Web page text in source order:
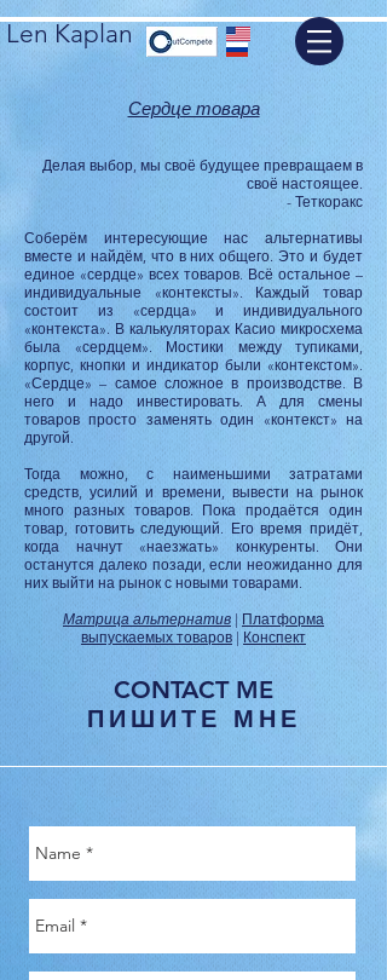
Len Kaplan
Сердце товара
Делая выбор, мы своё будущее превращаем в
своё настоящее.
- Теткоракс
Соберём интересующие нас альтернативы
вместе и найдём, что в них общего. Это и будет
единое «сердце» всех товаров. Всё остальное –
индивидуальные «контексты». Каждый товар
состоит из «сердца» и индивидуального
«контекста». В калькуляторах Касио микросхема
была «сердцем». Мостики между тупиками,
корпус, кнопки и индикатор были «контекстом».
«Сердце» – самое сложное в производстве. В
него и надо инвестировать. А для смены
товаров просто заменять один «контекст» на
другой.
Тогда можно, с наименьшими затратами
средств, усилий и времени, вывести на рынок
много разных товаров. Пока продаётся один
товар, готовить следующий. Его время придёт,
когда начнут «наезжать» конкуренты. Они
останутся далеко позади, если неожиданно для
них выйти на рынок с новыми товарами.
Матрица альтернатив | Платформа
выпускаемых товаров | Конспект
CONTACT ME
ПИШИТЕ МНЕ